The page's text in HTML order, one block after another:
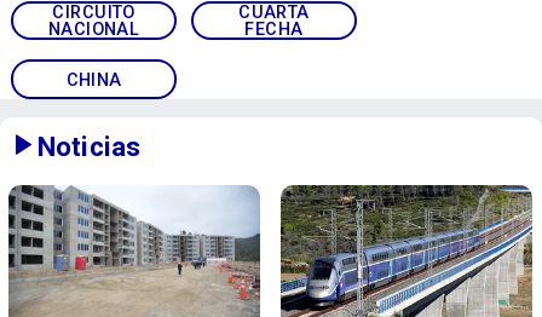
CIRCUITO
NACIONAL
CUARTA
FECHA
CHINA
Noticias